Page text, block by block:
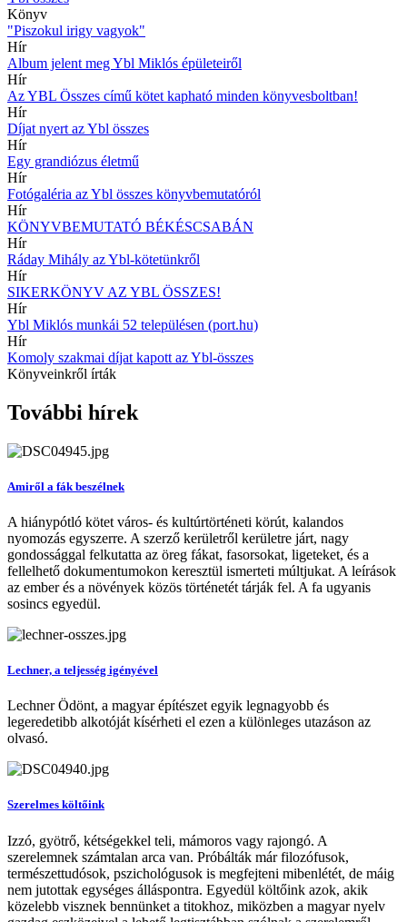
Könyv
"Piszokul irigy vagyok"
Hír
Album jelent meg Ybl Miklós épületeiről
Hír
Az YBL Összes című kötet kapható minden könyvesboltban!
Hír
Díjat nyert az Ybl összes
Hír
Egy grandiózus életmű
Hír
Fotógaléria az Ybl összes könyvbemutatóról
Hír
KÖNYVBEMUTATÓ BÉKÉSCSABÁN
Hír
Ráday Mihály az Ybl-kötetünkről
Hír
SIKERKÖNYV AZ YBL ÖSSZES!
Hír
Ybl Miklós munkái 52 településen (port.hu)
Hír
Komoly szakmai díjat kapott az Ybl-összes
Könyveinkről írták
További hírek
Amiről a fák beszélnek
A hiánypótló kötet város- és kultúrtörténeti körút, kalandos
nyomozás egyszerre. A szerző kerületről kerületre járt, nagy
gondossággal felkutatta az öreg fákat, fasorsokat, ligeteket, és a
fellelhető dokumentumokon keresztül ismerteti múltjukat. A leírások
az ember és a növények közös történetét tárják fel. A fa ugyanis
sosincs egyedül.
Lechner, a teljesség igényével
Lechner Ödönt, a magyar építészet egyik legnagyobb és
legeredetibb alkotóját kísérheti el ezen a különleges utazáson az
olvasó.
Szerelmes költőink
Izzó, gyötrő, kétségekkel teli, mámoros vagy rajongó. A
szerelemnek számtalan arca van. Próbálták már filozófusok,
természettudósok, pszichológusok is megfejteni mibenlétét, de máig
nem jutottak egységes álláspontra. Egyedül költőink azok, akik
közelebb visznek bennünket a titokhoz, miközben a magyar nyelv